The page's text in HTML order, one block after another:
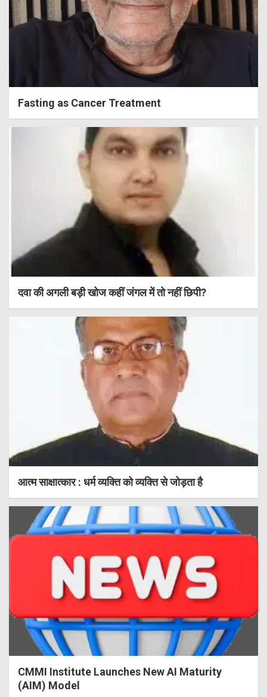
Fasting as Cancer Treatment
दवा की अगली बड़ी खोज कहीं जंगल में तो नहीं छिपी?
आत्म साक्षात्कार : धर्म व्यक्ति को व्यक्ति से जोड़ता है
CMMI Institute Launches New AI Maturity
(AIM) Model